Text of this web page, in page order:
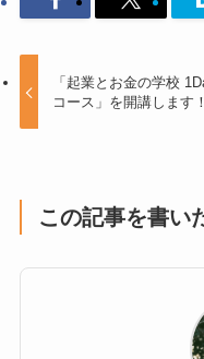
「起業とお金の学校
コース」を開講します！
この記事を書い